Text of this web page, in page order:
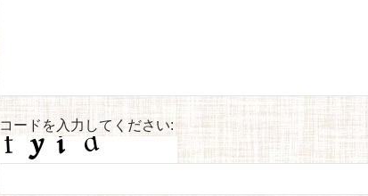
コードを入力してください: